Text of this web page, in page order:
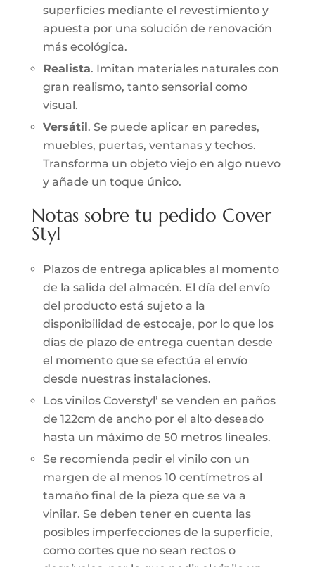
superficies mediante el revestimiento y
apuesta por una solución de renovación
más ecológica.
Realista. Imitan materiales naturales con
gran realismo, tanto sensorial como
visual.
Versátil . Se puede aplicar en paredes,
muebles, puertas, ventanas y techos.
Transforma un objeto viejo en algo nuevo
y añade un toque único.
Notas sobre tu pedido Cover
Styl
Plazos de entrega aplicables al momento
de la salida del almacén. El día del envío
del producto está sujeto a la
disponibilidad de estocaje, por lo que los
días de plazo de entrega cuentan desde
el momento que se efectúa el envío
desde nuestras instalaciones.
Los vinilos Coverstyl’ se venden en paños
de 122cm de ancho por el alto deseado
hasta un máximo de 50 metros lineales.
Se recomienda pedir el vinilo con un
margen de al menos 10 centímetros al
tamaño final de la pieza que se va a
vinilar. Se deben tener en cuenta las
posibles imperfecciones de la superficie,
como cortes que no sean rectos o